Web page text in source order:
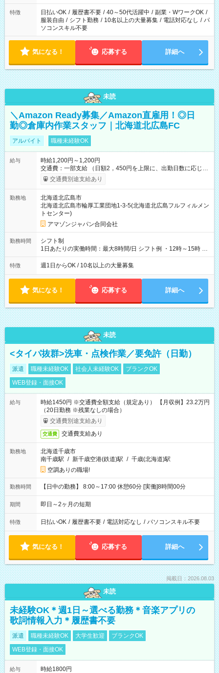
特徴 日払いOK / 履歴書不要 / 40～50代活躍中 / 副業・WワークOK /
服装自由 / シフト勤務 / 10名以上の大量募集 / 電話対応なし / パ
ソコンスキル不要
気になる！ 応募する 詳細へ
未読
＼Amazon Ready募集／Amazon直雇用！◎日
勤◎倉庫内作業スタッフ｜北海道北広島FC
アルバイト 職種未経験OK
給与
時給1,200円～1,200円
交通費：一部支給 （日額2，450円を上限に、出勤日数に応じて
実費支給） ※22:00～翌5:00までは時給25%UP！ ■給与前払い
制度あり ※前払い額の上限あり、手数料無料（Amazon負担）
交通費別途支給あり
勤務地
北海道北広島市
北海道北広島市輪厚工業団地1-3-5(北海道北広島フルフィルメン
トセンター)
アマゾンジャパン合同会社
勤務時間
シフト制
1日あたりの実働時間：最大8時間/日 シフト例 ・12時～15時 入
社後、就業可能シフトをご確認の上、申請してください。
特徴 週1日からOK / 10名以上の大量募集
気になる！ 応募する 詳細へ
未読
<タイパ抜群>洗車・点検作業／要免許（日勤）
派遣 職種未経験OK 社会人未経験OK
ブランクOK
WEB登録・面接OK
給与
時給1450円 ※交通費全額支給（規定あり） 【月収例】23.2万円
（20日勤務 ※残業なしの場合）
交通費別途支給あり
交通費 交通費支給あり
勤務地
北海道千歳市
南千歳駅 / 新千歳空港(鉄道)駅 / 千歳(北海道)駅
空調ありの職場!
勤務時間 【日中の勤務】 8:00～17:00 休憩60分 [実働]8時間00分
期間 即日～2ヶ月の短期
特徴 日払いOK / 履歴書不要 / 電話対応なし / パソコンスキル不要
気になる！ 応募する 詳細へ
掲載日：2026.08.03
未読
未経験OK＊週1日～選べる勤務＊音楽アプリの
歌詞情報入力＊履歴書不要
派遣 職種未経験OK 大学生歓迎
ブランクOK
WEB登録・面接OK
給与
時給1800円